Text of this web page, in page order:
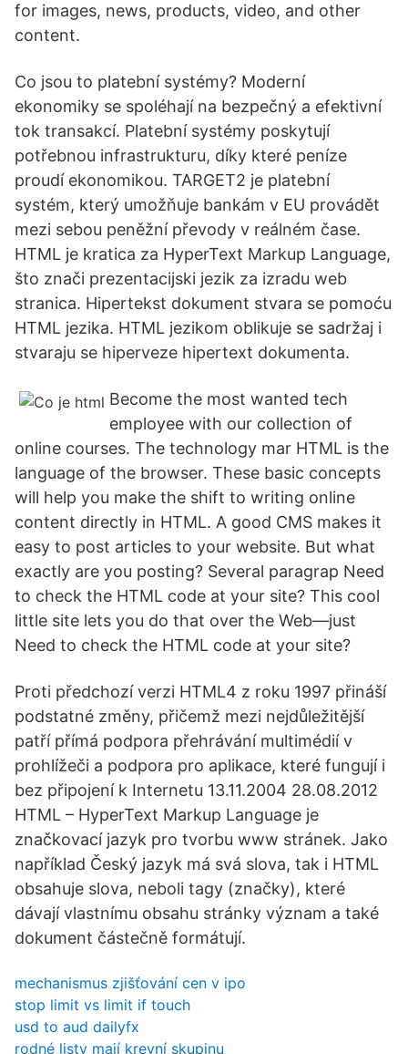
for images, news, products, video, and other
content.
Co jsou to platební systémy? Moderní
ekonomiky se spoléhají na bezpečný a efektivní
tok transakcí. Platební systémy poskytují
potřebnou infrastrukturu, díky které peníze
proudí ekonomikou. TARGET2 je platební
systém, který umožňuje bankám v EU provádět
mezi sebou peněžní převody v reálném čase.
HTML je kratica za HyperText Markup Language,
što znači prezentacijski jezik za izradu web
stranica. Hipertekst dokument stvara se pomoću
HTML jezika. HTML jezikom oblikuje se sadržaj i
stvaraju se hiperveze hipertext dokumenta.
Become the most wanted tech
employee with our collection of
online courses. The technology mar HTML is the
language of the browser. These basic concepts
will help you make the shift to writing online
content directly in HTML. A good CMS makes it
easy to post articles to your website. But what
exactly are you posting? Several paragrap Need
to check the HTML code at your site? This cool
little site lets you do that over the Web—just
Need to check the HTML code at your site?
Proti předchozí verzi HTML4 z roku 1997 přináší
podstatné změny, přičemž mezi nejdůležitější
patří přímá podpora přehrávání multimédií v
prohlížeči a podpora pro aplikace, které fungují i
bez připojení k Internetu 13.11.2004 28.08.2012
HTML – HyperText Markup Language je
značkovací jazyk pro tvorbu www stránek. Jako
například Český jazyk má svá slova, tak i HTML
obsahuje slova, neboli tagy (značky), které
dávají vlastnímu obsahu stránky význam a také
dokument částečně formátují.
mechanismus zjišťování cen v ipo
stop limit vs limit if touch
usd to aud dailyfx
rodné listy mají krevní skupinu